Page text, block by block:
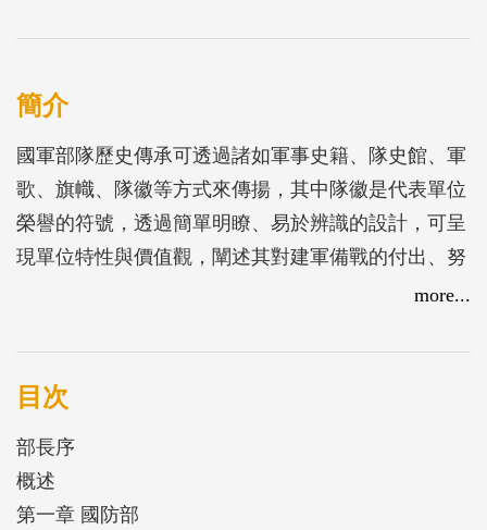
簡介
國軍部隊歷史傳承可透過諸如軍事史籍、隊史館、軍
歌、旗幟、隊徽等方式來傳揚，其中隊徽是代表單位
榮譽的符號，透過簡單明瞭、易於辨識的設計，可呈
現單位特性與價值觀，闡述其對建軍備戰的付出、努
力與展望，為單位精神之象徵，凝聚向心之基礎。
犧牲，在國家最紛亂艱難之際，國軍先賢先烈更是以
鮮血譜出可歌可泣的史詩篇章。本書蒐錄現今國軍各
不拔之英勇氣節，俾使各單位之軍風與史蹟，得以永
續傳承。
more...
目次
部長序
概述
第一章 國防部